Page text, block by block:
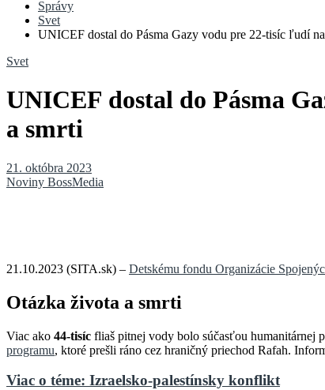
Správy
Svet
UNICEF dostal do Pásma Gazy vodu pre 22-tisíc ľudí
Svet
UNICEF dostal do Pásma
a smrti
21. októbra 2023
Noviny BossMedia
21.10.2023 (SITA.sk) – Detskému fondu Organizácie
Otázka života a smrti
Viac ako 44-tisíc fliaš pitnej vody bolo súčasťou humanitárnej
programu, ktoré prešli ráno cez hraničný priechod Rafah.
Viac o téme: Izraelsko-palestínsky konflikt